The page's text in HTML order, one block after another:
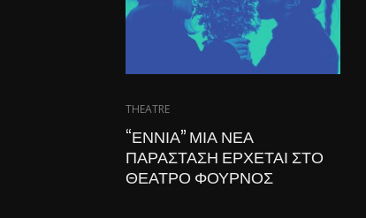
THEATRE
“ΕΝΝΙΑ” ΜΙΑ ΝΕΑ
ΠΑΡΑΣΤΑΣΗ ΕΡΧΕΤΑΙ ΣΤΟ
ΘΕΑΤΡΟ ΦΟΥΡΝΟΣ